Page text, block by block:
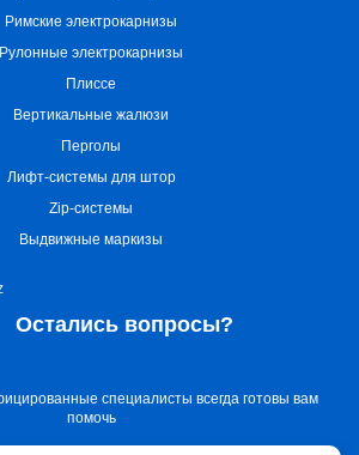
Римские электрокарнизы
Рулонные электрокарнизы
Плиссе
Вертикальные жалюзи
Перголы
Лифт-системы для штор
Zip-системы
Выдвижные маркизы
Остались вопросы?
специалисты всегда готовы вам
помочь